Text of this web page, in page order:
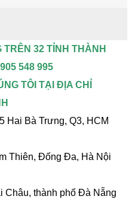
TRÊN 32 TỈNH THÀNH
548 995
TÔI TẠI ĐỊA CHỈ
Hai Bà Trưng, Q3, HCM
Thiên, Đống Đa, Hà Nội
Châu, thành phố Đà Nẵng